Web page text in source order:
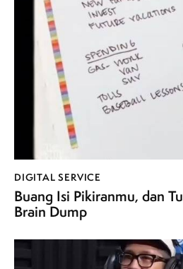
DIGITAL SERVICE
Buang Isi Pikiranmu, dan
Brain Dump